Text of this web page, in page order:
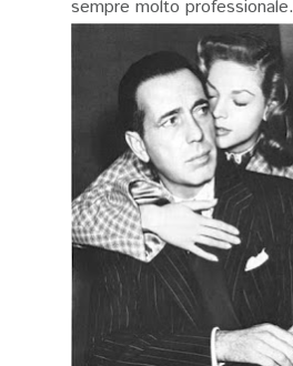
sempre molto professionale.